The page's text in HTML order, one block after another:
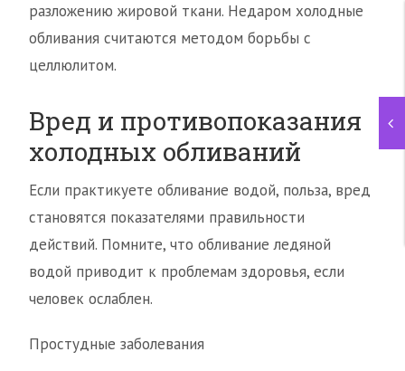
разложению жировой ткани. Недаром холодные
обливания считаются методом борьбы с
целлюлитом.
Вред и противопоказания
холодных обливаний
Если практикуете обливание водой, польза, вред
становятся показателями правильности
действий. Помните, что обливание ледяной
водой приводит к проблемам здоровья, если
человек ослаблен.
Простудные заболевания